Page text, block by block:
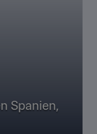
Spanien,